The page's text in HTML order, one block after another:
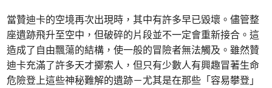
當贊迪卡的空境再次出現時，其中有許多早已毀壞。儘管整
座遺跡飛升至空中，但破碎的片段並不一定會重新接合。這
造成了自由飄蕩的結構，使一般的冒險者無法觸及。雖然贊
迪卡充滿了許多天才擲索人，但只有少數人有興趣冒著生命
危險登上這些神秘難解的遺跡－尤其是在那些「容易攀登」